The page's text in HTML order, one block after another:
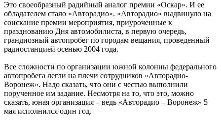
Это своеобразный радийный аналог премии «Оскар». И ее
обладателем стало «Авторадио». «Авторадио» выдвинуло на
соискание премии мероприятия, приуроченные к
празднованию Дня автомобилиста, в первую очередь,
грандиозный автопробег по городам вещания, проведенный
радиостанцией осенью 2004 года.
Все сложности по организации южной колонны федерального
автопробега легли на плечи сотрудников «Авторадио-
Воронеж». Надо сказать, что они с честью выполнили
порученное им задание. Несмотря на то, что это, можно
сказать, юная организация – ведь «Авторадио – Воронеж» 5
мая исполнился один год.